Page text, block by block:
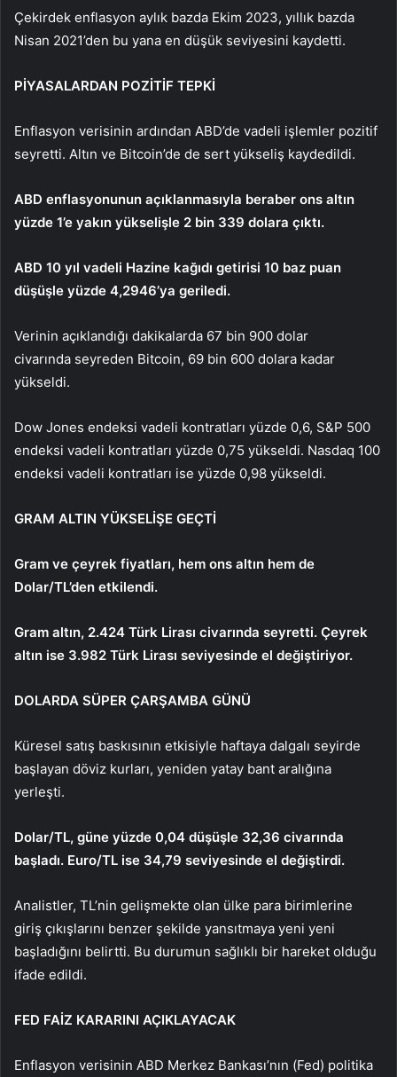
Çekirdek enflasyon aylık bazda Ekim 2023, yıllık bazda
Nisan 2021’den bu yana en düşük seviyesini kaydetti.
PİYASALARDAN POZİTİF TEPKİ
Enflasyon verisinin ardından ABD’de vadeli işlemler pozitif
seyretti. Altın ve Bitcoin’de de sert yükseliş kaydedildi.
ABD enflasyonunun açıklanmasıyla beraber ons altın
yüzde 1’e yakın yükselişle 2 bin 339 dolara çıktı.
ABD 10 yıl vadeli Hazine kağıdı getirisi 10 baz puan
düşüşle yüzde 4,2946’ya geriledi.
Verinin açıklandığı dakikalarda 67 bin 900 dolar
civarında seyreden Bitcoin, 69 bin 600 dolara kadar
yükseldi.
Dow Jones endeksi vadeli kontratları yüzde 0,6, S&P 500
endeksi vadeli kontratları yüzde 0,75 yükseldi. Nasdaq 100
endeksi vadeli kontratları ise yüzde 0,98 yükseldi.
GRAM ALTIN YÜKSELİŞE GEÇTİ
Gram ve çeyrek fiyatları, hem ons altın hem de
Dolar/TL’den etkilendi.
Gram altın, 2.424 Türk Lirası civarında seyretti. Çeyrek
altın ise 3.982 Türk Lirası seviyesinde el değiştiriyor.
DOLARDA SÜPER ÇARŞAMBA GÜNÜ
Küresel satış baskısının etkisiyle haftaya dalgalı seyirde
başlayan döviz kurları, yeniden yatay bant aralığına
yerleşti.
Dolar/TL, güne yüzde 0,04 düşüşle 32,36 civarında
başladı. Euro/TL ise 34,79 seviyesinde el değiştirdi.
Analistler, TL’nin gelişmekte olan ülke para birimlerine
giriş çıkışlarını benzer şekilde yansıtmaya yeni yeni
başladığını belirtti. Bu durumun sağlıklı bir hareket olduğu
ifade edildi.
FED FAİZ KARARINI AÇIKLAYACAK
Enflasyon verisinin ABD Merkez Bankası’nın (Fed) politika